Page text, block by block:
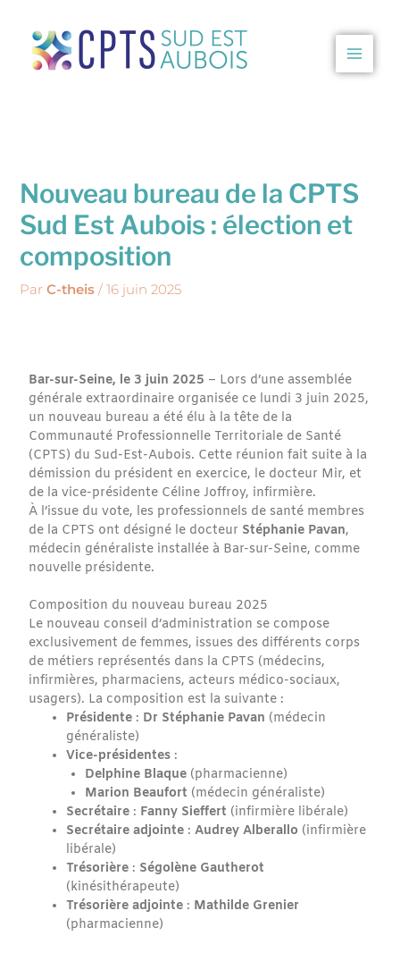
contenu
Nouveau bureau de la CPTS
Sud Est Aubois : élection et
composition
ParC-theis/16 juin 2025
Bar-sur-Seine, le 3 juin 2025 – Lors d’une assemblée
générale extraordinaire organisée ce lundi 3 juin 2025,
un nouveau bureau a été élu à la tête de la
Communauté Professionnelle Territoriale de Santé
(CPTS) du Sud-Est-Aubois. Cette réunion fait suite à la
démission du président en exercice, le docteur Mir, et
de la vice-présidente Céline Joffroy, infirmière.
À l’issue du vote, les professionnels de santé membres
de la CPTS ont désigné le docteur Stéphanie Pavan,
médecin généraliste installée à Bar-sur-Seine, comme
nouvelle présidente.
Composition du nouveau bureau 2025
Le nouveau conseil d’administration se compose
exclusivement de femmes, issues des différents corps
de métiers représentés dans la CPTS (médecins,
infirmières, pharmaciens, acteurs médico-sociaux,
usagers). La composition est la suivante :
Présidente : Dr Stéphanie Pavan (médecin
généraliste)
Vice-présidentes :
Delphine Blaque (pharmacienne)
Marion Beaufort (médecin généraliste)
Secrétaire : Fanny Sieffert (infirmière libérale)
Secrétaire adjointe :Audrey Alberallo (infirmière
libérale)
Trésorière : Ségolène Gautherot
(kinésithérapeute)
Trésorière adjointe : Mathilde Grenier
(pharmacienne)